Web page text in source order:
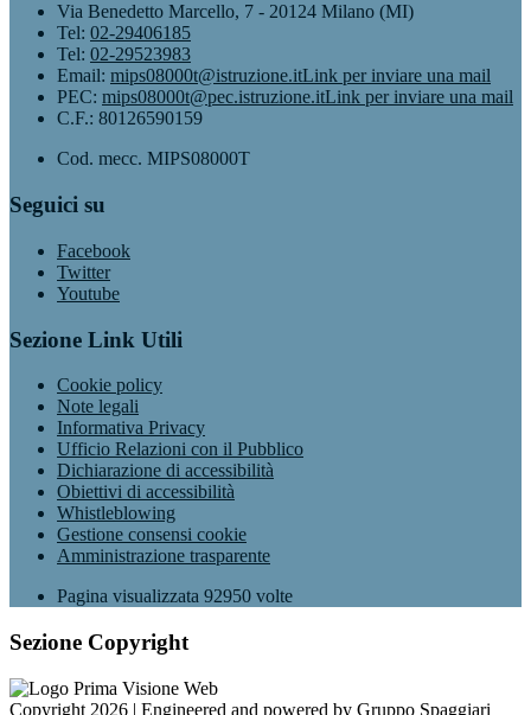
Via Benedetto Marcello, 7 - 20124 Milano (MI)
Tel: 02-29406185
Tel: 02-29523983
Email: mips08000t@istruzione.itLink per inviare una mail
PEC: mips08000t@pec.istruzione.itLink per inviare una mail
C.F.: 80126590159
Cod. mecc. MIPS08000T
Seguici su
Facebook
Twitter
Youtube
Sezione Link Utili
Cookie policy
Note legali
Informativa Privacy
Ufficio Relazioni con il Pubblico
Dichiarazione di accessibilità
Obiettivi di accessibilità
Whistleblowing
Gestione consensi cookie
Amministrazione trasparente
Pagina visualizzata 92950 volte
Sezione Copyright
Copyright 2026 | Engineered and powered by Gruppo Spaggiari